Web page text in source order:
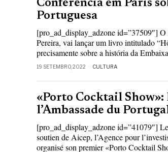
Conferência em Paris
Portuguesa
[pro_ad_display_adzone id=”37509″]
Pereira, vai lançar um livro intitulado
precisamente sobre a história da
19 SETEMBRO, 2022 CULTURA
«Porto Cocktail Show»:
l’Ambassade du
[pro_ad_display_adzone id=”41079″]
soutien de Aicep, l’Agence pour
organisé son premier «Porto Cocktail